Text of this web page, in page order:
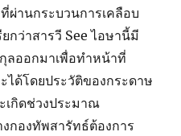
านกระบวนการเคลือบ
กว่าสารวี See ไอษานี้มี
ลออกมาเพื่อทำหน้าที่
ได้โดยประวัติของกระดาษ
เกิดช่วงประมาณ
กองทัพสารัทธ์ต้องการ